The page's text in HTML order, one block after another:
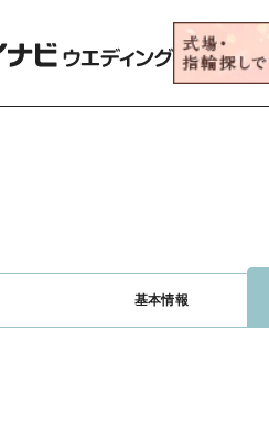
基本情報